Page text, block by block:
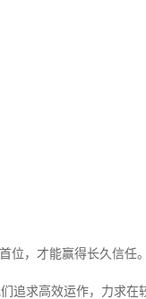
位，才能赢得长久信任
追求高效运作，力求在